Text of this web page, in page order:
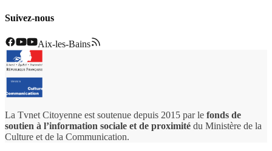
Suivez-nous
Aix-les-Bains
La Tvnet Citoyenne est soutenue depuis 2015 par le fonds de
soutien à l’information sociale et de proximité du Ministère de la
Culture et de la Communication.